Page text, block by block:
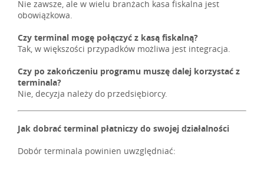
Nie zawsze, ale w wielu branżach kasa fiskalna jest
obowiązkowa.
Czy terminal mogę połączyć z kasą fiskalną?
Tak, w większości przypadków możliwa jest integracja.
Czy po zakończeniu programu muszę dalej korzystać z
terminala?
Nie, decyzja należy do przedsiębiorcy.
Jak dobrać terminal płatniczy do swojej działalności
Dobór terminala powinien uwzględniać: